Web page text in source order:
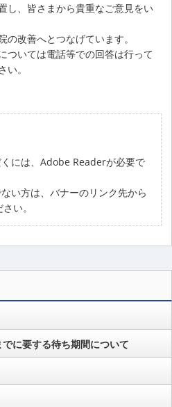
し、皆さまから貴重なご意見をい
の改善へとつなげています。
ついては電話等での回答は行って
。
には、Adobe Readerが必要で
い方は、バナーのリンク先から
い。
に要する待ち期間について